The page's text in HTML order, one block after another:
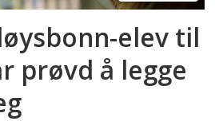
elev til
prøvd å legge